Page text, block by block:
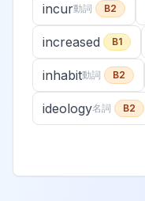
incur動詞 B2
increased B1
inhabit動詞 B2
ideology名詞 B2